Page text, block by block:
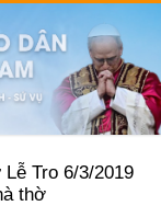
Tro 6/3/2019
thờ